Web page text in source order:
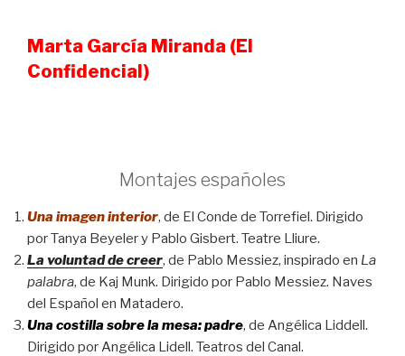
Marta García Miranda (El
Confidencial)
Montajes españoles
Una imagen interior, de El Conde de Torrefiel. Dirigido
por Tanya Beyeler y Pablo Gisbert. Teatre Lliure.
La voluntad de creer, de Pablo Messiez, inspirado en La
palabra, de Kaj Munk. Dirigido por Pablo Messiez. Naves
del Español en Matadero.
Una costilla sobre la mesa: padre, de Angélica Liddell.
Dirigido por Angélica Lidell. Teatros del Canal.